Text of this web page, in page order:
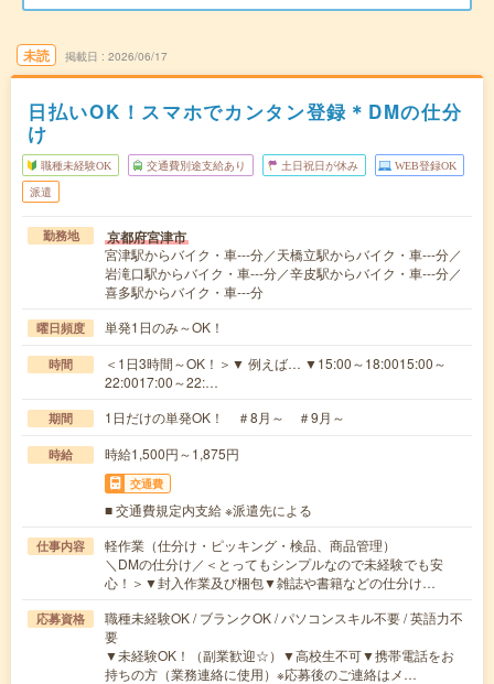
未読 掲載日 2026/06/17
日払いOK！スマホでカンタン登録＊DMの仕分
け
職種未経験OK 交通費別途支給あり 土日祝日が休み WEB登録OK
派遣
勤務地 京都府宮津市
宮津駅からバイク・車---分／天橋立駅からバイク・車---分／
岩滝口駅からバイク・車---分／辛皮駅からバイク・車---分／
喜多駅からバイク・車---分
曜日頻度 単発1日のみ～OK！
時間
＜1日3時間～OK！＞▼ 例えば… ▼15:00～18:0015:00～
22:0017:00～22:…
期間 1日だけの単発OK！ ＃8月～ ＃9月～
時給 時給1,500円～1,875円
交通費
■ 交通費規定内支給 ※派遣先による
仕事内容
軽作業（仕分け・ピッキング・検品、商品管理）
＼DMの仕分け／＜とってもシンプルなので未経験でも安
心！＞▼封入作業及び梱包▼雑誌や書籍などの仕分け…
応募資格
職種未経験OK / ブランクOK / パソコンスキル不要 / 英語力不
要
▼未経験OK！（副業歓迎☆）▼高校生不可▼携帯電話をお
持ちの方（業務連絡に使用）※応募後のご連絡はメ…